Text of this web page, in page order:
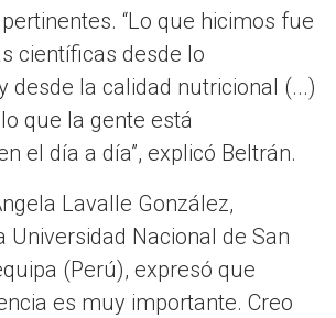
“Lo que hicimos fue
científicas desde lo
desde la calidad nutricional (...)
que la gente está
el día a día”, explicó Beltrán.
Lavalle González,
Universidad Nacional de San
(Perú), expresó que
es muy importante. Creo